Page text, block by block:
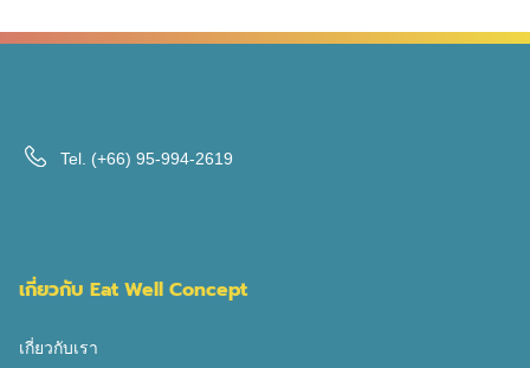
Tel. (+66) 95-994-2619
เกี่ยวกับ Eat Well Concept
เกี่ยวกับเรา